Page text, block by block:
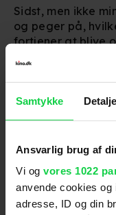
Samtykke
Ansvarlig brug af
Vi og vores 1022
anvende cookies og
adresse, ID og din
Sidst, men ikke
og peger på,
fortjener at blive
'The Boogeyman'
foretrukne
filmpodcast)